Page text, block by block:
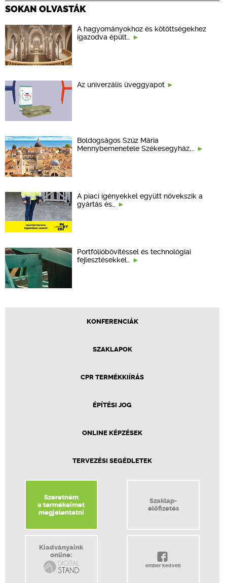
SOKAN OLVASTÁK
A hagyományokhoz és kötöttségekhez
igazodva épült…
Az univerzális üveggyapot
Boldogságos Szűz Mária
Mennybemenetele Székesegyház,…
A piaci igényekkel együtt növekszik a
gyártás és…
Portfólióbővítéssel és technológiai
fejlesztésekkel…
KONFERENCIÁK
SZAKLAPOK
CPR TERMÉKKIÍRÁS
ÉPÍTÉSI JOG
ONLINE KÉPZÉSEK
TERVEZÉSI SEGÉDLETEK
Szeretném
a termékeimet
megjelentetni
Szaklap-
előfizetés
Kiadványaink
online:
ember kedveli